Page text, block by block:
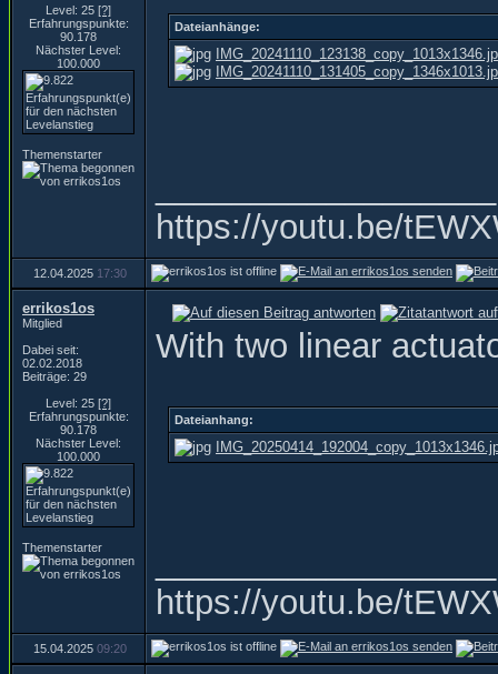
Level: 25 [?]
Erfahrungspunkte:
90.178
Nächster Level:
100.000
Themenstarter
Dateianhänge:
https://youtu.be/
12.04.2025 17:30
errikos1os
Mitglied
Dabei seit:
02.02.2018
Beiträge: 29
Level: 25 [?]
Erfahrungspunkte:
90.178
Nächster Level:
100.000
Themenstarter
With two linear
Dateianhang:
https://youtu.be/
15.04.2025 09:20